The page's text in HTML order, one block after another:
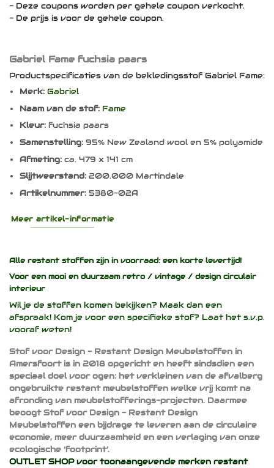
- Deze coupons worden per gehele coupon verkocht.
- De prijs is voor de gehele coupon.
Gabriel Fame fuchsia paars
Productspecificaties van de bekledingsstof Gabriel Fame:
Merk: Gabriel
Naam van de stof: Fame
Kleur: fuchsia paars
Samenstelling: 95% New Zealand wool en 5% polyamide
Afmeting:ca. 479 x 141 cm
Slijtweerstand:200.000 Martindale
Artikelnummer:5380-02A
Meer artikel-informatie
Alle restant stoffen zijn in voorraad: een korte levertijd!
Voor een mooi en duurzaam retro / vintage / design circulair
interieur
Wil je de stoffen komen bekijken? Maak dan een
afspraak! Kom je voor een specifieke stof? Laat het s.v.p.
vooraf weten!
Stof voor Design - Restant Design Meubelstoffen in
Amersfoort is in 2018 opgericht en heeft sindsdien een
speciaal doel voor ogen: het verkleinen van de afvalberg
ongebruikte restant meubelstoffen welke vrij komt na
afronding van meubelstofferings-projecten. Daarmee
beoogt Stof voor Design - Restant Design
Meubelstoffen een bijdrage te leveren aan de circulaire
economie, meer duurzaamheid en een verlaging van onze
ecologische ‘footprint’.
OUTLET SHOP voor toonaangevende merken restant